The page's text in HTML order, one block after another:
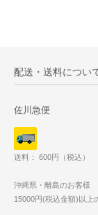
配送・送料につい
佐川急便
送料： 600円（税込）
沖縄県・離島のお客様
15000円(税込金額)以上